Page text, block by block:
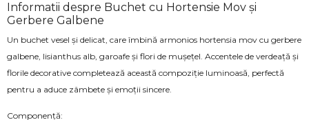
Informatii despre Buchet cu Hortensie Mov și
Gerbere Galbene
Un buchet vesel și delicat, care îmbină armonios hortensia mov cu gerbere
galbene, lisianthus alb, garoafe și flori de mușețel. Accentele de verdeață și
florile decorative completează această compoziție luminoasă, perfectă
pentru a aduce zâmbete și emoții sincere.
Componență: